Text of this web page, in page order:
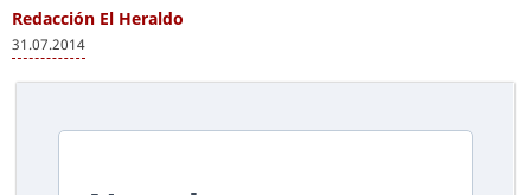
Redacción El Heraldo
31.07.2014